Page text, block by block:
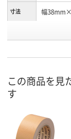
寸法 幅
号
お届け日
現在ご注
ません
この商品を見
す